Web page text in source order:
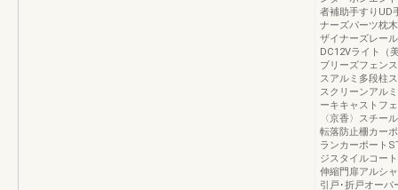
者補助手すりUD
ナーズパーツ枕
ザイナーズレー
DC12Vライト（
ブリーズフェン
スアルミ多段柱
スクリーンアル
ーキキャストフ
〈京香〉スチー
転落防止柵カー
ランカーポート
ジスタイルコー
伸縮門扉アルシ
引戸･折戸オーバ